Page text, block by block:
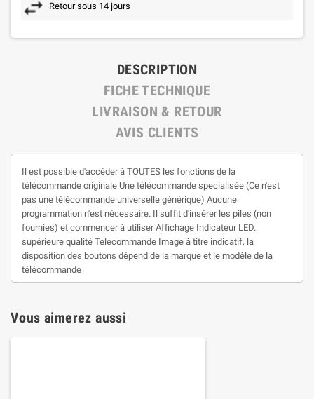
Retour sous 14 jours
DESCRIPTION
FICHE TECHNIQUE
LIVRAISON & RETOUR
AVIS CLIENTS
Il est possible d'accéder à TOUTES les fonctions de la
télécommande originale Une télécommande specialisée (Ce n'est
pas une télécommande universelle générique) Aucune
programmation n'est nécessaire. Il suffit d'insérer les piles (non
fournies) et commencer à utiliser Affichage Indicateur LED.
supérieure qualité Telecommande Image à titre indicatif, la
disposition des boutons dépend de la marque et le modèle de la
télécommande
Vous aimerez aussi